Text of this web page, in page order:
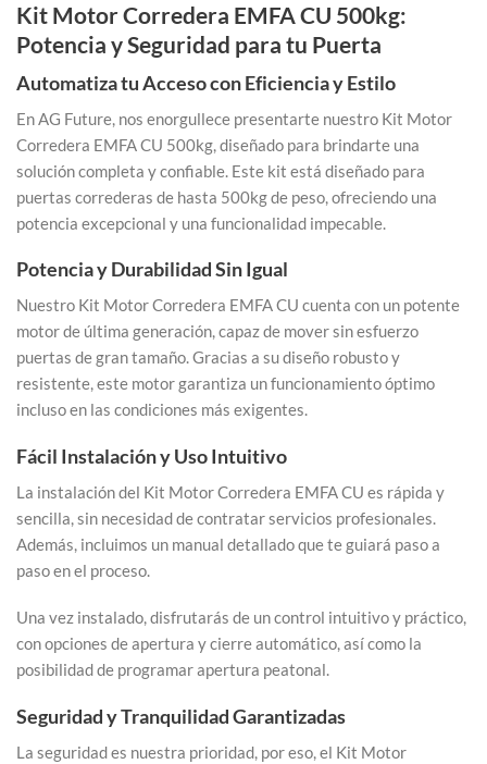
Kit Motor Corredera EMFA CU 500kg:
Potencia y Seguridad para tu Puerta
Automatiza tu Acceso con Eficiencia y Estilo
En AG Future, nos enorgullece presentarte nuestro Kit Motor
Corredera EMFA CU 500kg, diseñado para brindarte una
solución completa y confiable. Este kit está diseñado para
puertas correderas de hasta 500kg de peso, ofreciendo una
potencia excepcional y una funcionalidad impecable.
Potencia y Durabilidad Sin Igual
Nuestro Kit Motor Corredera EMFA CU cuenta con un potente
motor de última generación, capaz de mover sin esfuerzo
puertas de gran tamaño. Gracias a su diseño robusto y
resistente, este motor garantiza un funcionamiento óptimo
incluso en las condiciones más exigentes.
Fácil Instalación y Uso Intuitivo
La instalación del Kit Motor Corredera EMFA CU es rápida y
sencilla, sin necesidad de contratar servicios profesionales.
Además, incluimos un manual detallado que te guiará paso a
paso en el proceso.
Una vez instalado, disfrutarás de un control intuitivo y práctico,
con opciones de apertura y cierre automático, así como la
posibilidad de programar apertura peatonal.
Seguridad y Tranquilidad Garantizadas
La seguridad es nuestra prioridad, por eso, el Kit Motor